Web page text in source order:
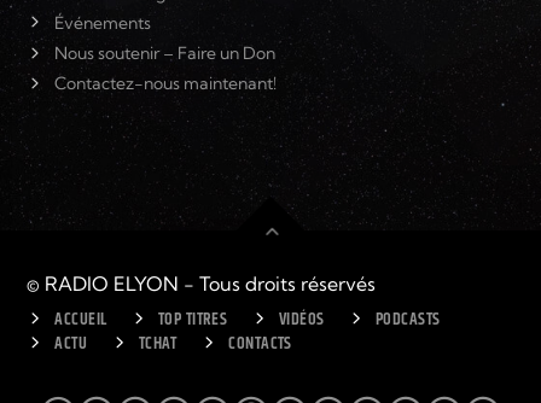
Événements
Nous soutenir – Faire un Don
Contactez-nous maintenant!
© RADIO ELYON - Tous droits réservés
ACCUEIL TOP TITRES VIDÉOS
PODCASTS
ACTU
TCHAT CONTACTS